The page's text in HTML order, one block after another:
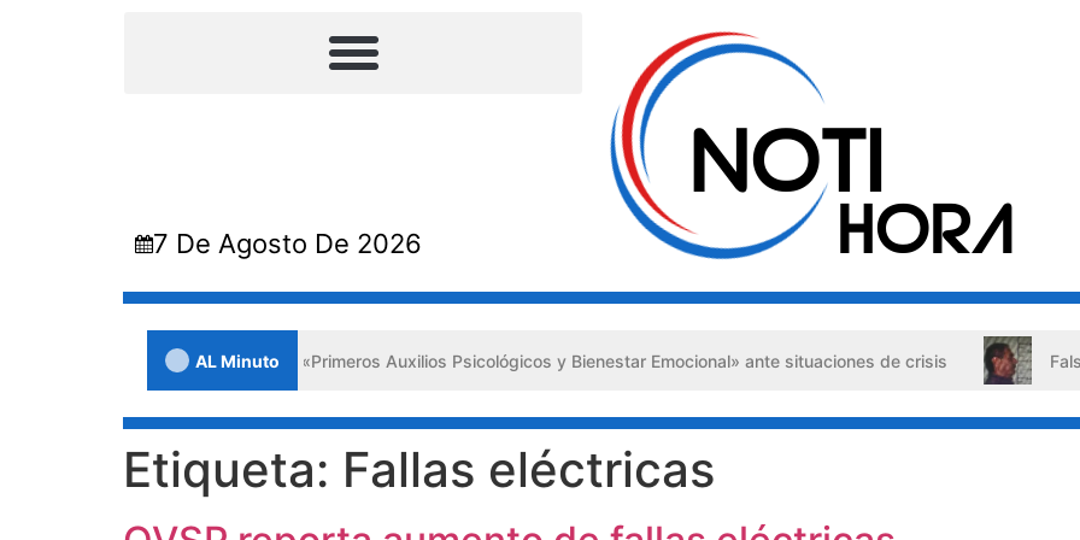
7 De Agosto De 2026
AL Minuto
en Lara impulsa los «Primeros Auxilios Psicológicos y Bienestar Emocional» ante situaciones de crisis Falso
Etiqueta: Fallas eléctricas